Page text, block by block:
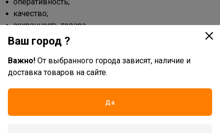
качество;
сохранность товара.
Способы оплаты
картой Visa, MasterCard, МИР.
Ваш город ?
Важно! От выбранного города зависят, наличие и
доставка товаров на сайте.
Да